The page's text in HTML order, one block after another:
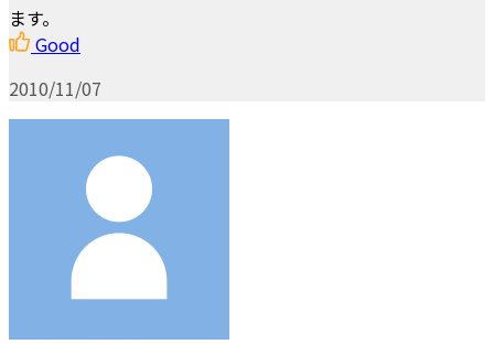
ます。
Good
2010/11/07